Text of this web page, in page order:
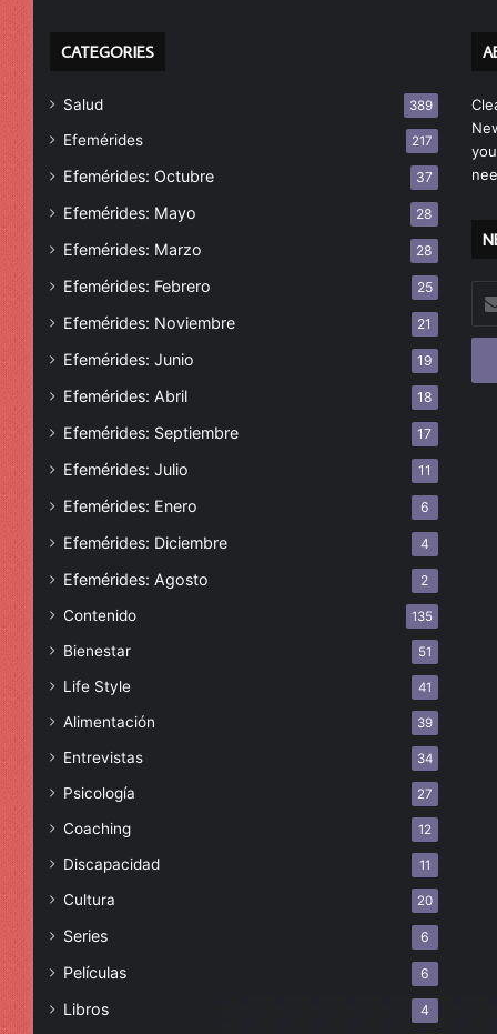
CATEGORIES
Salud 389
Efemérides 217
Efemérides: Octubre 37
Efemérides: Mayo 28
Efemérides: Marzo 28
Efemérides: Febrero 25
Efemérides: Noviembre 21
Efemérides: Junio 19
Efemérides: Abril 18
Efemérides: Septiembre 17
Efemérides: Julio 11
Efemérides: Enero 6
Efemérides: Diciembre 4
Efemérides: Agosto 2
Contenido 135
Bienestar 51
Life Style 41
Alimentación 39
Entrevistas 34
Psicología 27
Coaching 12
Discapacidad 11
Cultura 20
Series 6
Películas 6
Libros 4